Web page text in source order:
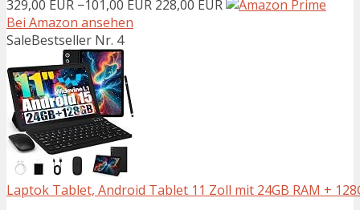
329,00 EUR −101,00 EUR 228,00 EUR
Bei Amazon ansehen
SaleBestseller Nr. 4
Laptok Tablet, Android Tablet 11 Zoll mit 24GB RAM +